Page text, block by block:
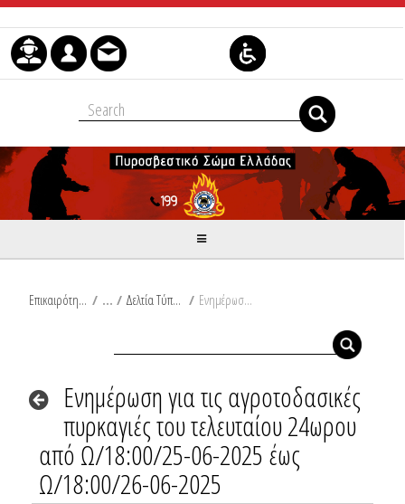
Μετάβαση στο περιεχόμενο
Επικαιρότητα / Δελτία Τύπου / Ενημέρωση για τις αγροτοδασικές πυρκαγιές του τελευταίου 24ωρου από Ω/18:00/25-06-2025 έως Ω/18:00/26-06-2025
Ενημέρωση για τις αγροτοδασικές
πυρκαγιές του τελευταίου 24ωρου
από Ω/18:00/25-06-2025 έως
Ω/18:00/26-06-2025